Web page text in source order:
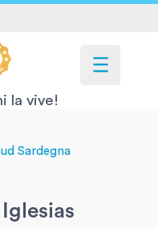
la vive!
Sardegna